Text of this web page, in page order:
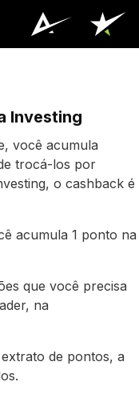
Investing
você acumula
trocá-los por
o cashback é
acumula 1 ponto na
que você precisa
na
de pontos, a